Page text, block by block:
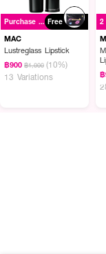
ผลลัพธ์ที่ได้ :
● ให้ความชุ่มชื้นกับริมฝีป
Purchase ฿1500+ Free
MAC
Lustreglass Lipstick
฿900 ฿1,000 (10%)
13 Variations
2
฿